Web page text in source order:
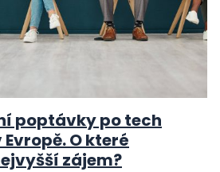
poptávky po tech
O které
zájem?